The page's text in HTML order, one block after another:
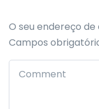
O seu endereço
Campos